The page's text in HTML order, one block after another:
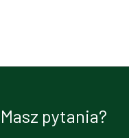
Masz pytania?